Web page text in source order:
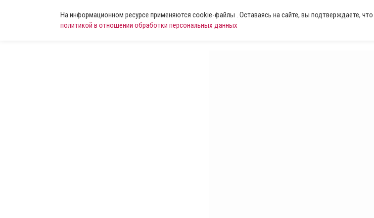
На информационном ресурсе применяются cookie-файлы . Оставаясь на сайте, вы подтверждаете, что
политикой в отношении обработки персональных данных